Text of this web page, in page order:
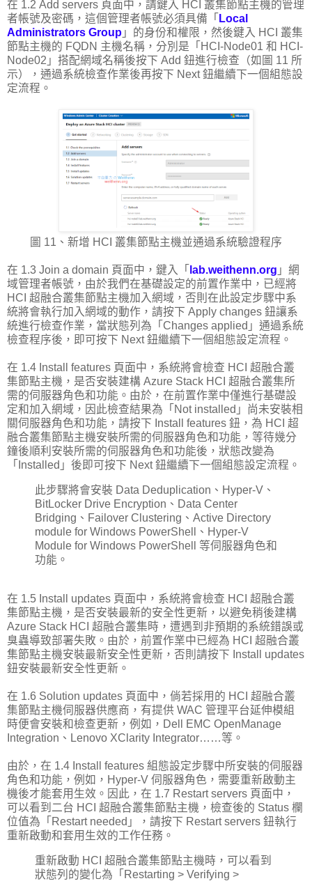
在 1.2 Add servers 頁面中，請鍵入 HCI 叢集節點主機的管理
者帳號及密碼，這個管理者帳號必須具備「 Local
Administrators Group 」的身份和權限，然後鍵入 HCI 叢集
節點主機的 FQDN 主機名稱，分別是「HCI-Node01 和 HCI-
Node02」搭配網域名稱後按下 Add 鈕進行檢查（如圖 11 所
示），通過系統檢查作業後再按下 Next 鈕繼續下一個組態設
定流程。
圖 11、新增 HCI 叢集節點主機並通過系統驗證程序
在 1.3 Join a domain 頁面中，鍵入「 lab.weithenn.org 」網
域管理者帳號，由於我們在基礎設定的前置作業中，已經將
HCI 超融合叢集節點主機加入網域，否則在此設定步驟中系
統將會執行加入網域的動作，請按下 Apply changes 鈕讓系
統進行檢查作業，當狀態列為「Changes applied」通過系統
檢查程序後，即可按下 Next 鈕繼續下一個組態設定流程。
在 1.4 Install features 頁面中，系統將會檢查 HCI 超融合叢
集節點主機，是否安裝建構 Azure Stack HCI 超融合叢集所
需的伺服器角色和功能。由於，在前置作業中僅進行基礎設
定和加入網域，因此檢查結果為「Not installed」尚未安裝相
關伺服器角色和功能，請按下 Install features 鈕，為 HCI 超
融合叢集節點主機安裝所需的伺服器角色和功能，等待幾分
鐘後順利安裝所需的伺服器角色和功能後，狀態改變為
「Installed」後即可按下 Next 鈕繼續下一個組態設定流程。
此步驟將會安裝 Data Deduplication、Hyper-V、
BitLocker Drive Encryption、Data Center
Bridging、Failover Clustering、Active Directory
module for Windows PowerShell、Hyper-V
Module for Windows PowerShell 等伺服器角色和
功能。
在 1.5 Install updates 頁面中，系統將會檢查 HCI 超融合叢
集節點主機，是否安裝最新的安全性更新，以避免稍後建構
Azure Stack HCI 超融合叢集時，遭遇到非預期的系統錯誤或
臭蟲導致部署失敗。由於，前置作業中已經為 HCI 超融合叢
集節點主機安裝最新安全性更新，否則請按下 Install updates
鈕安裝最新安全性更新。
在 1.6 Solution updates 頁面中，倘若採用的 HCI 超融合叢
集節點主機伺服器供應商，有提供 WAC 管理平台延伸模組
時便會安裝和檢查更新，例如，Dell EMC OpenManage
Integration、Lenovo XClarity Integrator……等。
由於，在 1.4 Install features 組態設定步驟中所安裝的伺服器
角色和功能，例如，Hyper-V 伺服器角色，需要重新啟動主
機後才能套用生效。因此，在 1.7 Restart servers 頁面中，
可以看到二台 HCI 超融合叢集節點主機，檢查後的 Status 欄
位值為「Restart needed」，請按下 Restart servers 鈕執行
重新啟動和套用生效的工作任務。
重新啟動 HCI 超融合叢集節點主機時，可以看到
狀態列的變化為「Restarting > Verifying >